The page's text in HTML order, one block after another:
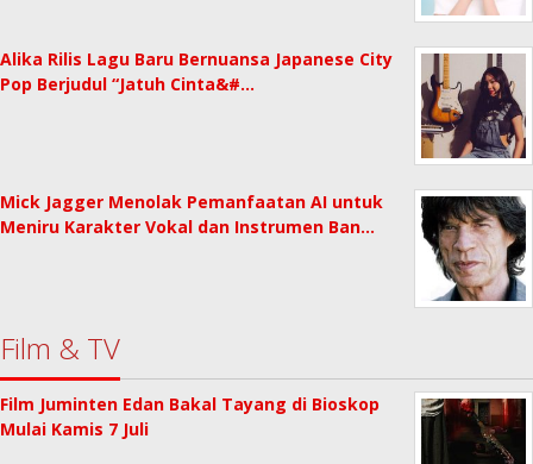
Alika Rilis Lagu Baru Bernuansa Japanese City
Pop Berjudul “Jatuh Cinta&#…
Mick Jagger Menolak Pemanfaatan AI untuk
Meniru Karakter Vokal dan Instrumen Ban…
Film & TV
Film Juminten Edan Bakal Tayang di Bioskop
Mulai Kamis 7 Juli